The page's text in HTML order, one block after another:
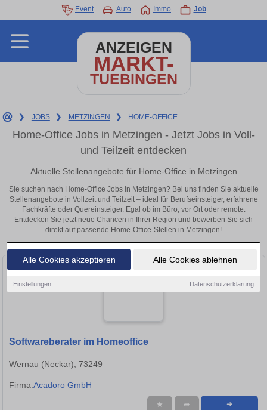
Alle Cookies akzeptieren Alle Cookies ablehnen
Einstellungen Datenschutzerklärung
Event Auto Immo Job
ANZEIGEN
MARKT-
TUEBINGEN
❯ JOBS ❯ METZINGEN ❯ HOME-OFFICE
Home-Office Jobs in Metzingen - Jetzt Jobs in Voll-
und Teilzeit entdecken
Aktuelle Stellenangebote für Home-Office in Metzingen
Sie suchen nach Home-Office Jobs in Metzingen? Bei uns finden Sie aktuelle
Stellenangebote in Vollzeit und Teilzeit – ideal für Berufseinsteiger, erfahrene
Fachkräfte oder Quereinsteiger. Egal ob im Büro, vor Ort oder remote:
Entdecken Sie jetzt neue Chancen in Ihrer Region und bewerben Sie sich
direkt auf passende Home-Office-Stellen in Metzingen!
Softwareberater im Homeoffice
Wernau (Neckar), 73249
Firma:Acadoro GmbH
★ ➦ ➜